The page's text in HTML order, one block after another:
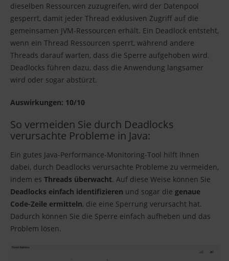
dieselben Ressourcen zuzugreifen, wird der Datenpool
gesperrt, damit jeder Thread exklusiven Zugriff auf die
gemeinsamen JVM-Ressourcen erhält. Ein Deadlock entsteht,
wenn ein Thread Ressourcen sperrt, während andere
Threads darauf warten, dass die Sperre aufgehoben wird.
Deadlocks führen dazu, dass die Anwendung langsamer
wird oder sogar abstürzt.
Auswirkungen: 10/10
So vermeiden Sie durch Deadlocks
verursachte Probleme in Java:
Ein gutes Java-Performance-Monitoring-Tool hilft Ihnen
dabei, durch Deadlocks verursachte Probleme zu vermeiden,
indem es Threads überwacht. Auf diese Weise können Sie
Deadlocks einfach identifizieren und sogar die genaue
Code-Zeile ermitteln, die eine Sperrung verursacht hat.
Dadurch können Sie die Sperre einfach aufheben und das
Problem lösen.